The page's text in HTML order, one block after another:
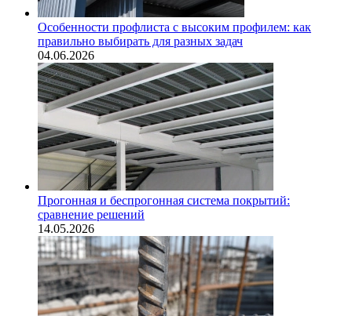
Особенности профлиста с высоким профилем: как
правильно выбирать для разных задач
04.06.2026
Прогонная и беспрогонная система покрытий:
сравнение решений
14.05.2026